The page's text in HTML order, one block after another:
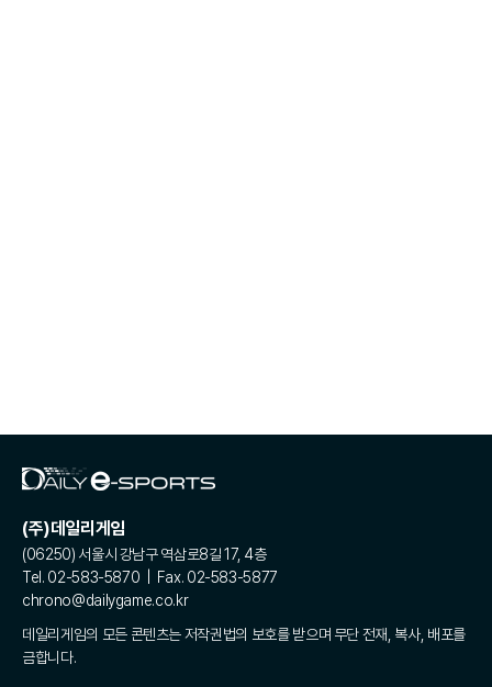
(주)데일리게임
(06250) 서울시 강남구 역삼로8길 17, 4층
Tel. 02-583-5870 | Fax. 02-583-5877
chrono@dailygame.co.kr
데일리게임의 모든 콘텐츠는 저작권법의 보호를 받으며 무단 전재, 복사, 배포를
금합니다.